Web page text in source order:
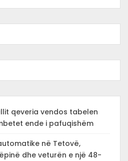
qeveria vendos tabelen
ende i pafuqishëm
në Tetovë,
dhe veturën e një 48-